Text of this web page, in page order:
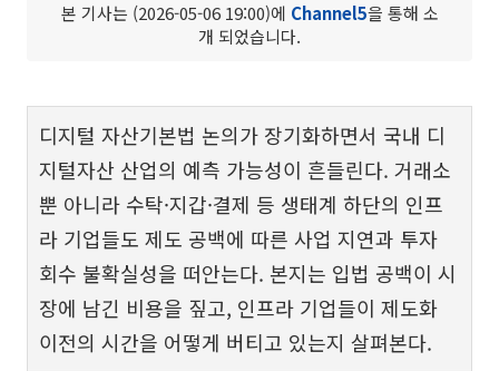
본 기사는 (2026-05-06 19:00)에 Channel5을 통해 소
개 되었습니다.
디지털 자산기본법 논의가 장기화하면서 국내 디
지털자산 산업의 예측 가능성이 흔들린다. 거래소
뿐 아니라 수탁·지갑·결제 등 생태계 하단의 인프
라 기업들도 제도 공백에 따른 사업 지연과 투자
회수 불확실성을 떠안는다. 본지는 입법 공백이 시
장에 남긴 비용을 짚고, 인프라 기업들이 제도화
이전의 시간을 어떻게 버티고 있는지 살펴본다.